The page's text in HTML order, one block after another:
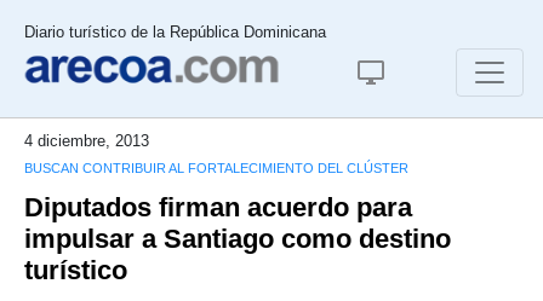
Diario turístico de la República Dominicana
4 diciembre, 2013
BUSCAN CONTRIBUIR AL FORTALECIMIENTO DEL CLÚSTER
Diputados firman acuerdo para
impulsar a Santiago como destino
turístico